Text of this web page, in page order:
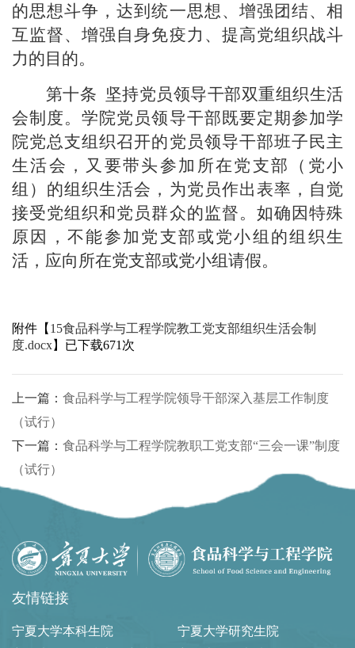
的思想斗争，达到统一思想、增强团结、相
互监督、增强自身免疫力、提高党组织战斗
力的目的。
第十条 坚持党员领导干部双重组织生活
会制度。学院党员领导干部既要定期参加学
院党总支组织召开的党员领导干部班子民主
生活会 ，又要带头参加所在党支部（党小
组）的组织生活会，为党员作出表率，自觉
接受党组织和党员群众的监督。如确因特殊
原因，不能参加党支部或党小组的组织生
活，应向所在党支部或党小组请假。
附件【 15食品科学与工程学院教工党支部组织生活会制
度.docx】已下载671 次
上一篇： 食品科学与工程学院领导干部深入基层工作制度
（试行）
下一篇： 食品科学与工程学院教职工党支部“三会一课”制度
（试行）
友情链接
宁夏大学本科生院
宁夏大学研究生院